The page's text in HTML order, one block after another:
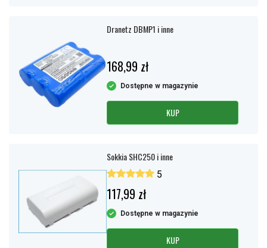
Dranetz DBMP1 i inne
168,99 zł
Dostępne w magazynie
KUP
Sokkia SHC250 i inne
5
117,99 zł
Dostępne w magazynie
KUP